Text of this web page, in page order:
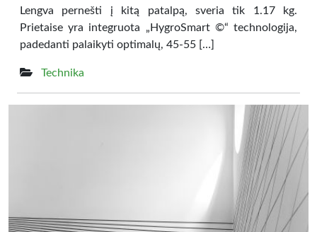
Lengva pernešti į kitą patalpą, sveria tik 1.17 kg.
Prietaise yra integruota „HygroSmart ©“ technologija,
padedanti palaikyti optimalų, 45-55 […]
Technika